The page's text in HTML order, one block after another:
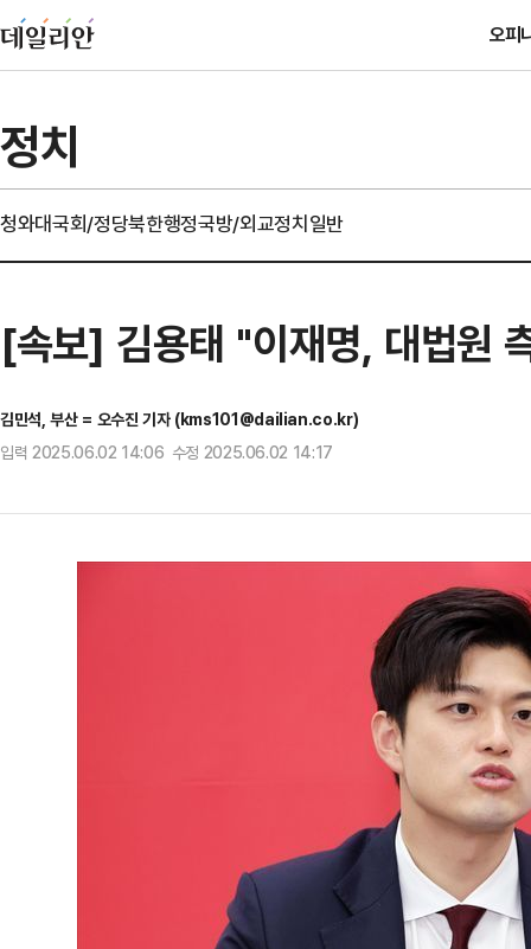
오피
정치
청와대국회/정당북한행정국방/외교정치일반
[속보] 김용태 "이재명, 대법원
김민석, 부산 = 오수진 기자 (kms101@dailian.co.kr)
입력 2025.06.02 14:06 수정 2025.06.02 14:17